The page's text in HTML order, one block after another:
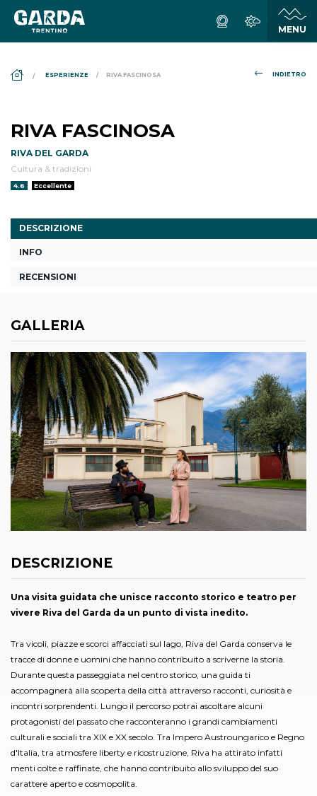
INDIETRO
DS_BREADCRUMB.HOME
ESPERIENZE RIVA FASCINOSA
RIVA FASCINOSA
RIVA DEL GARDA
Cultura & tradizioni
Valutazione:
4.6 Eccellente
DESCRIZIONE
INFO
RECENSIONI
GALLERIA
DESCRIZIONE
Una visita guidata che unisce racconto storico e teatro per
vivere Riva del Garda da un punto di vista inedito.
Tra vicoli, piazze e scorci affacciati sul lago, Riva del Garda conserva le
tracce di donne e uomini che hanno contribuito a scriverne la storia.
Durante questa passeggiata nel centro storico, una guida ti
accompagnerà alla scoperta della città attraverso racconti, curiosità e
incontri sorprendenti. Lungo il percorso potrai ascoltare alcuni
protagonisti del passato che racconteranno i grandi cambiamenti
culturali e sociali tra XIX e XX secolo. Tra Impero Austroungarico e Regno
d'Italia, tra atmosfere liberty e ricostruzione, Riva ha attirato infatti
menti colte e raffinate, che hanno contribuito allo sviluppo del suo
carattere aperto e cosmopolita.